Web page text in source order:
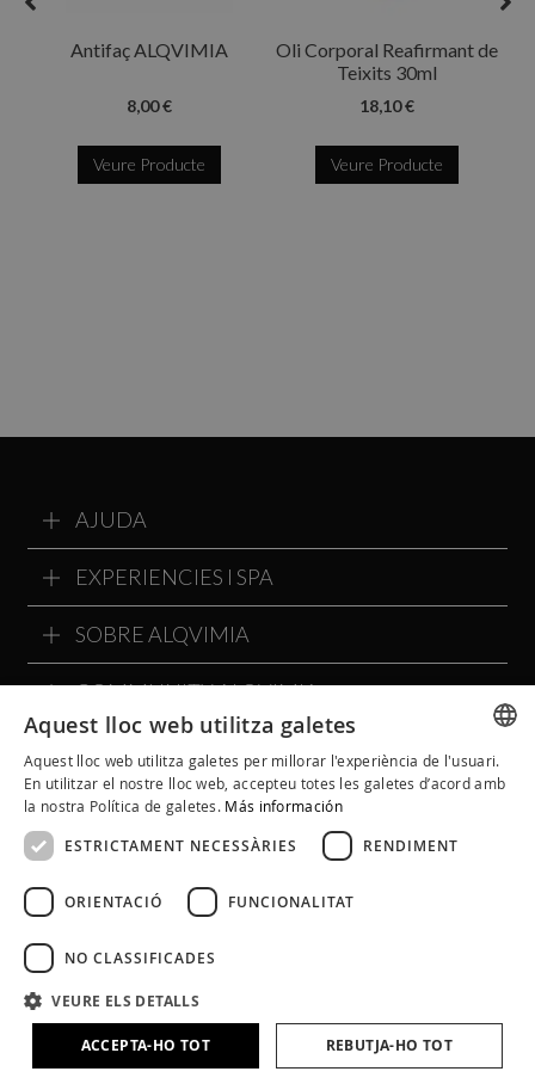
Antifaç ALQVIMIA
8,00 €
Veure Producte
Oli Corporal Reafirmant de
Teixits 30ml
18,10 €
Veure Producte
AJUDA
EXPERIENCIES I SPA
SOBRE ALQVIMIA
COMMUNITY ALQVIMIA
Avís Legal Política de Cookies
Política de Privacitat
Condicions Generals
Política a Xarxes Socials
SPANISH
Aquest lloc web utilitza galetes
Aquest lloc web utilitza galetes per millorar l'experiència de l'usuari.
En utilitzar el nostre lloc web, accepteu totes les galetes d’acord amb
la nostra Política de galetes. Más información
ESTRICTAMENT NECESSÀRIES RENDIMENT
ORIENTACIÓ FUNCIONALITAT
NO CLASSIFICADES
VEURE ELS DETALLS
ACCEPTA-HO TOT REBUTJA-HO TOT